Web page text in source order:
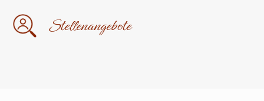
Stellenangebote